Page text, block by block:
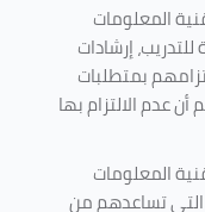
المعلومات
إرشادات
بمتطلبات
عدم الالتزام بها
المعلومات
التي تساعدهم من